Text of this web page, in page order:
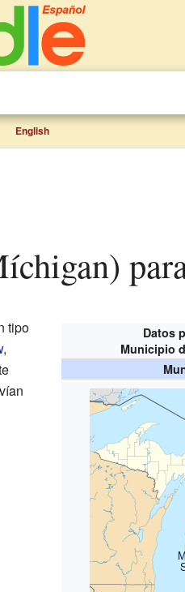
English
Datos
Municipio
tipo
,